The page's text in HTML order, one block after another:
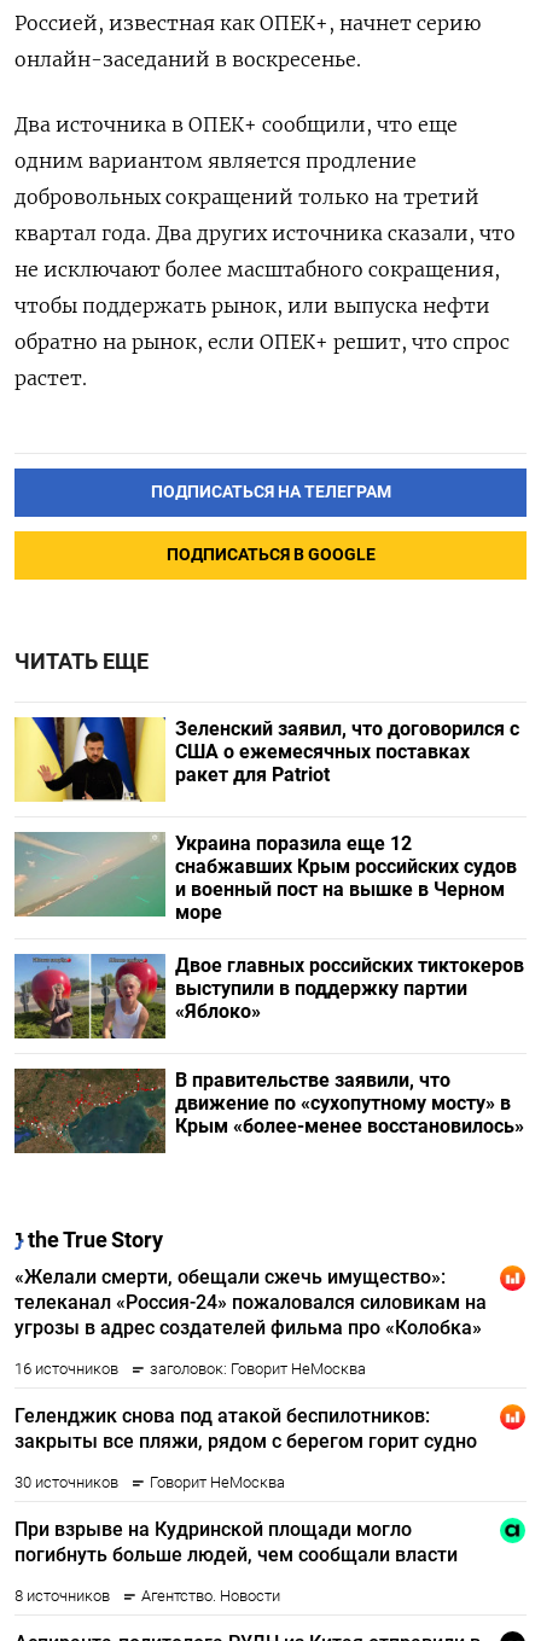
Россией, известная как ОПЕК+, начнет серию
онлайн-заседаний в воскресенье.
Два источника в ОПЕК+ сообщили, что еще
одним вариантом является продление
добровольных сокращений только на третий
квартал года. Два других источника сказали, что
не исключают более масштабного сокращения,
чтобы поддержать рынок, или выпуска нефти
обратно на рынок, если ОПЕК+ решит, что спрос
растет.
ПОДПИСАТЬСЯ НА ТЕЛЕГРАМ
ПОДПИСАТЬСЯ В GOOGLE
ЧИТАТЬ ЕЩЕ
Зеленский заявил, что договорился с
США о ежемесячных поставках
ракет для Patriot
Украина поразила еще 12
снабжавших Крым российских судов
и военный пост на вышке в Черном
море
Двое главных российских тиктокеров
выступили в поддержку партии
«Яблоко»
В правительстве заявили, что
движение по «сухопутному мосту» в
Крым «более-менее восстановилось»